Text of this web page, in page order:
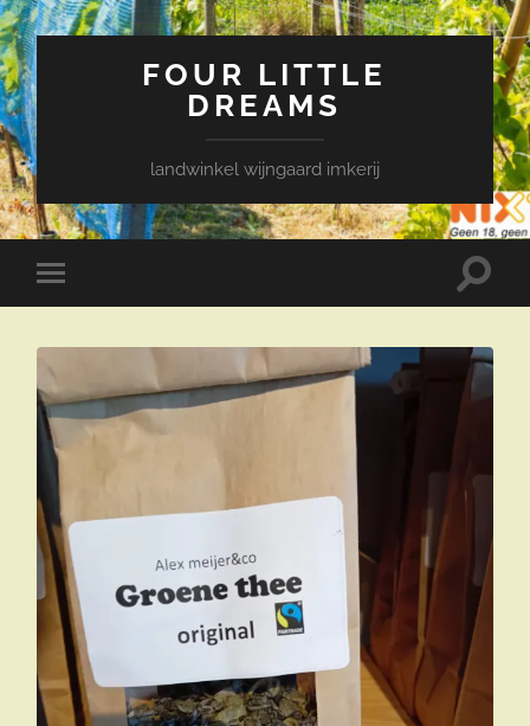
FOUR LITTLE
DREAMS
landwinkel wijngaard imkerij
Toggle
mobiel
Toggle